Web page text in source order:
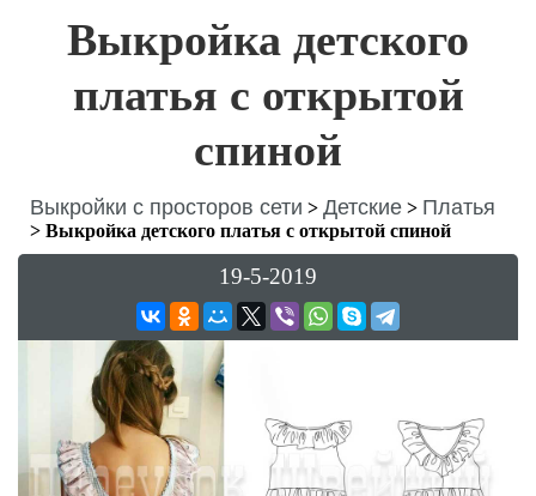
Выкройка детского
платья с открытой
спиной
Выкройки с просторов сети > Детские > Платья
> Выкройка детского платья с открытой спиной
19-5-2019